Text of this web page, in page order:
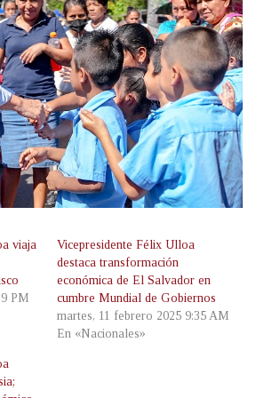
viaja
PM
Vicepresidente Félix Ulloa
destaca transformación
económica de El Salvador en
cumbre Mundial de Gobiernos
martes, 11 febrero 2025 9:35 AM
En «Nacionales»